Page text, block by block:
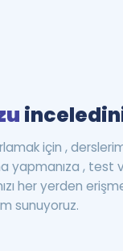
için ,
yapmanıza , test
her yerden
sunuyoruz.